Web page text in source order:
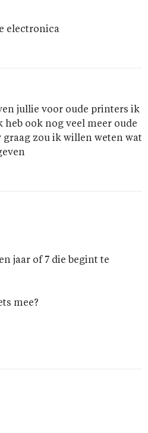
electronica
jullie voor oude printers ik
heb ook nog veel meer oude
zou ik willen weten wat
jaar of 7 die begint te
mee?